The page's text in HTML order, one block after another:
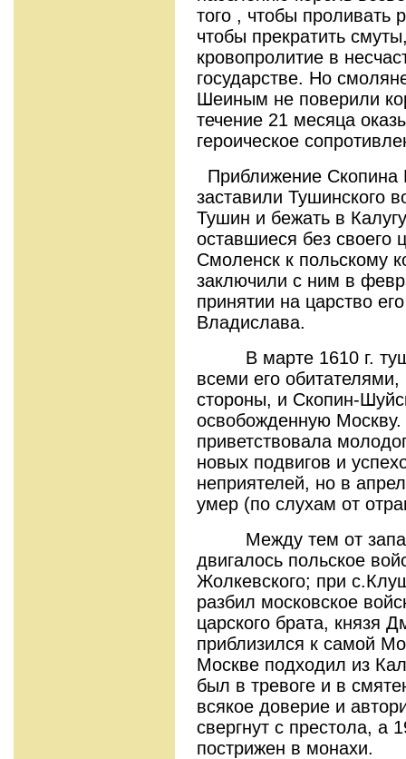
того , чтобы проливать
чтобы прекратить
кровопролитие в
государстве. Но
Шеиным не поверили
течение 21 месяца
героическое
Приближение Скопина
заставили Тушинского
Тушин и бежать в
оставшиеся без своего
Смоленск к польскому
заключили с ним в
принятии на царство
Владислава.
В марте 1610 г.
всеми его
стороны, и Скопин-
освобожденную
приветствовала
новых подвигов и
неприятелей, но в
умер (по слухам от
Между тем от
двигалось польское
Жолкевского; при
разбил московское
царского брата, князя
приблизился к самой
Москве подходил из
был в тревоге и в
всякое доверие и
свергнут с престола, а
пострижен в монахи.